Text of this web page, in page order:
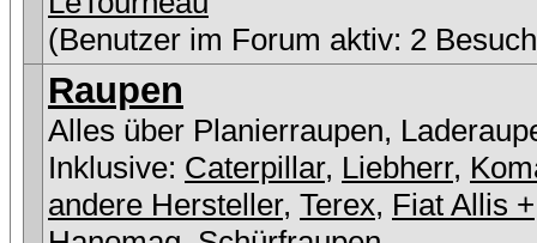
(Benutzer im Forum aktiv: 2
Raupen
Alles über Planierraupen,
Inklusive: Caterpillar, Liebherr,
andere Hersteller, Terex, Fiat Allis +